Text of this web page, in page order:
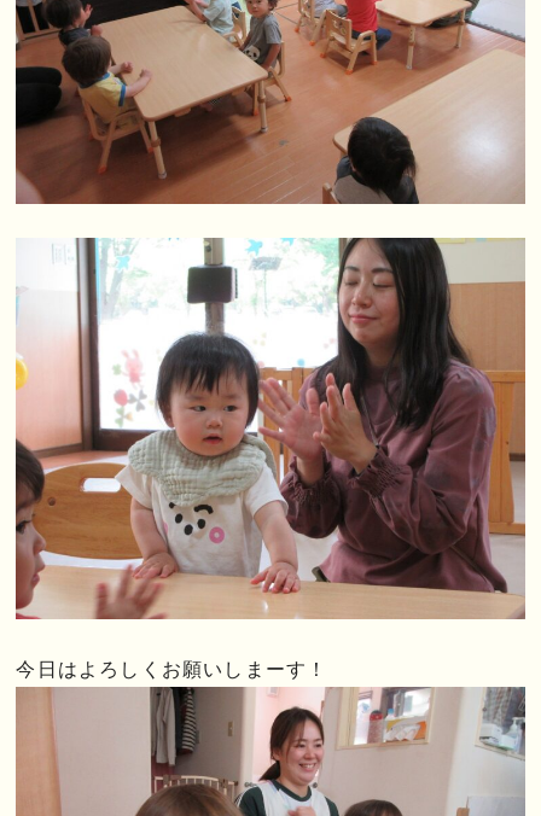
今日はよろしくお願いしまーす！